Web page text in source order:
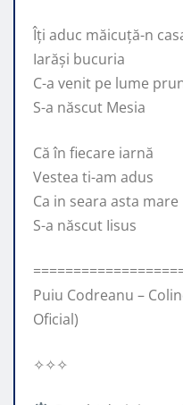
Îți aduc măicuță-n
Iarăși bucuria
C-a venit pe lume
S-a născut Mesia
Că în fiecare iarnă
Vestea ti-am adus
Ca in seara asta mare
S-a născut Iisus
Puiu Codreanu –
Oficial)
✧✧✧